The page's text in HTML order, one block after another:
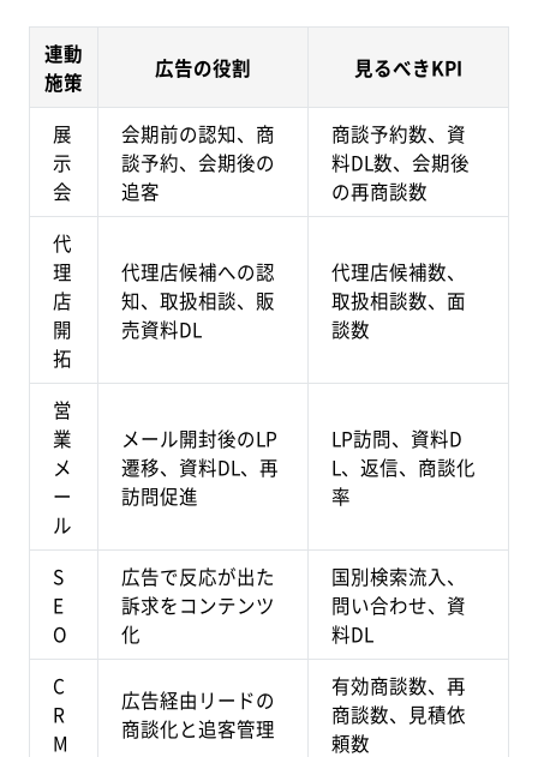
連動
施策
広告の役割 見るべきKPI
展
示
会
会期前の認知、商
談予約、会期後の
追客
商談予約数、資
料DL数、会期後
の再商談数
代
理
店
開
拓
代理店候補への認
知、取扱相談、販
売資料DL
代理店候補数、
取扱相談数、面
談数
営
業
メ
ー
ル
メール開封後のLP
遷移、資料DL、再
訪問促進
LP訪問、資料D
L、返信、商談化
率
S
E
O
広告で反応が出た
訴求をコンテンツ
化
国別検索流入、
問い合わせ、資
料DL
C
R
M
広告経由リードの
商談化と追客管理
有効商談数、再
商談数、見積依
頼数